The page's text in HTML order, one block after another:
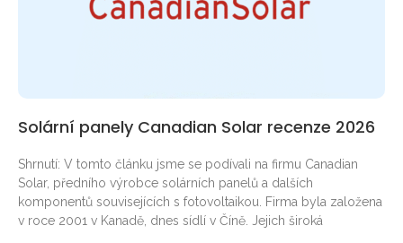
Solární panely Canadian Solar recenze 2026
Shrnutí: V tomto článku jsme se podívali na firmu Canadian
Solar, předního výrobce solárních panelů a dalších
komponentů souvisejících s fotovoltaikou. Firma byla založena
v roce 2001 v Kanadě, dnes sídlí v Číně. Jejich široká